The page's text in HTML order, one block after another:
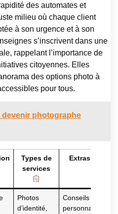
des automates et
milieu où chaque client
à son urgence et à son
s’inscrivent dans une
rappelant l’importance de
citoyennes. Elles
des options photo à
pour tous.
devenir photographe
Types de
services
Extras
Photos
d’identité,
Conseils
personnalisés